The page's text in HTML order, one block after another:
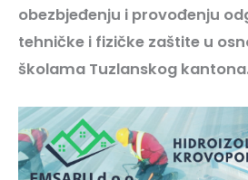
obezbjeđenju i provođenju
tehničke i fizičke zaštite u
školama Tuzlanskog